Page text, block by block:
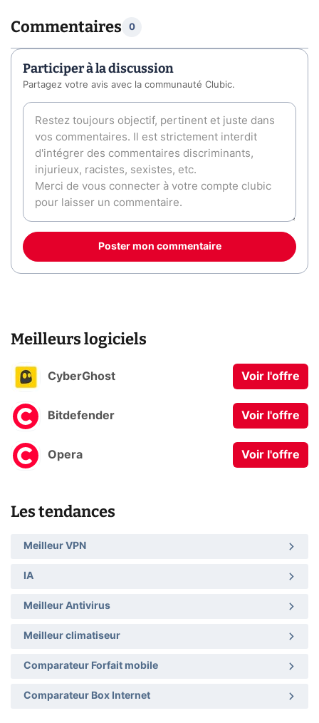
Commentaires 0
Participer à la discussion
Partagez votre avis avec la communauté Clubic.
Poster mon commentaire
Meilleurs logiciels
CyberGhost Voir l'offre
Bitdefender Voir l'offre
Opera Voir l'offre
Les tendances
Meilleur VPN
IA
Meilleur Antivirus
Meilleur climatiseur
Comparateur Forfait mobile
Comparateur Box Internet